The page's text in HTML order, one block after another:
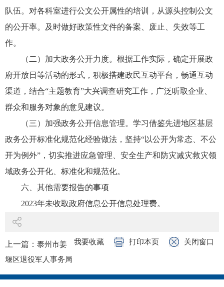
队伍。对各科室进行公文公开属性的培训，从源头控制公文
的公开率。及时做好政策性文件的备案、废止、失效等工
作。
（二）加大政务公开力度。根据工作实际，确定开展政
府开放日等活动的形式，积极搭建政民互动平台，畅通互动
渠道，结合“主题教育”大兴调查研究工作，广泛听取企业、
群众和服务对象的意见建议。
（三）加强政务公开信息管理。学习借鉴先进地区基层
政务公开标准化规范化经验做法，坚持“以公开为常态、不公
开为例外”，切实推进应急管理、安全生产和防灾减灾救灾领
域政务公开化、标准化和规范化。
六、其他需要报告的事项
2023年未收取政府信息公开信息处理费。
我要收藏 打印本页 关闭窗口
上一篇： 泰州市姜
堰区退役军人事务局
2023年政府信息公开